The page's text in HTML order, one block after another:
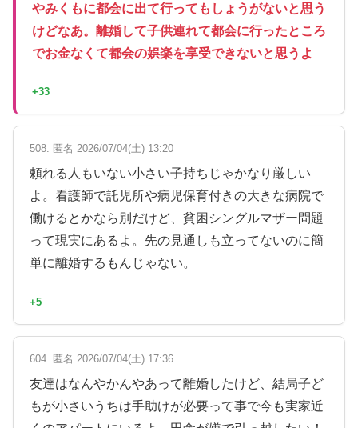
やみくもに都会に出て行ってもしょうがないと思う
けどなあ。離婚して子供連れて都会に行ったところ
でお金なくて都会の娯楽を享受できないと思うよ
+33
508. 匿名 2026/07/04(土) 13:20
頼れる人もいない小さい子持ちじゃかなり厳しい
よ。看護師で託児所や病児保育付きの大きな病院で
働けるとかなら別だけど、貧困シングルマザー問題
って現実にあるよ。先の見通しも立ってないのに簡
単に離婚するもんじゃない。
+5
604. 匿名 2026/07/04(土) 17:36
友達はなんやかんやあって離婚したけど、結局子ど
もが小さいうちは手助けが必要って事で今も実家近